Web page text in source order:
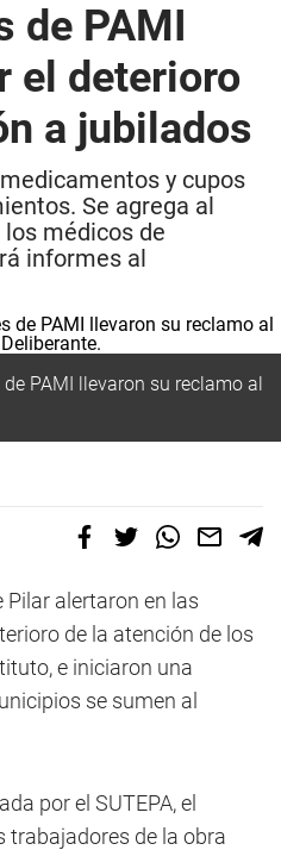
de PAMI
el deterioro
a jubilados
y cupos
Se agrega al
médicos de
informes al
PAMI llevaron su reclamo al
Pilar alertaron en las
de la atención de los
e iniciaron una
se sumen al
por el SUTEPA, el
trabajadores de la obra